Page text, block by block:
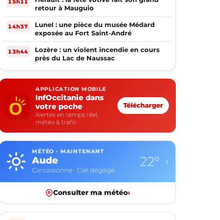
retour à Mauguio
14h37
Lunel : une pièce du musée Médard
exposée au Fort Saint-André
13h44
Lozère : un violent incendie en cours
près du Lac de Naussac
APPLICATION MOBILE
InfOccitanie dans
votre poche
Alertes en temps réel,
météo & trafic
Télécharger
MÉTÉO · MAINTENANT
Aude
Carcassonne · Ciel dégagé
22° ›
Consulter ma météo›